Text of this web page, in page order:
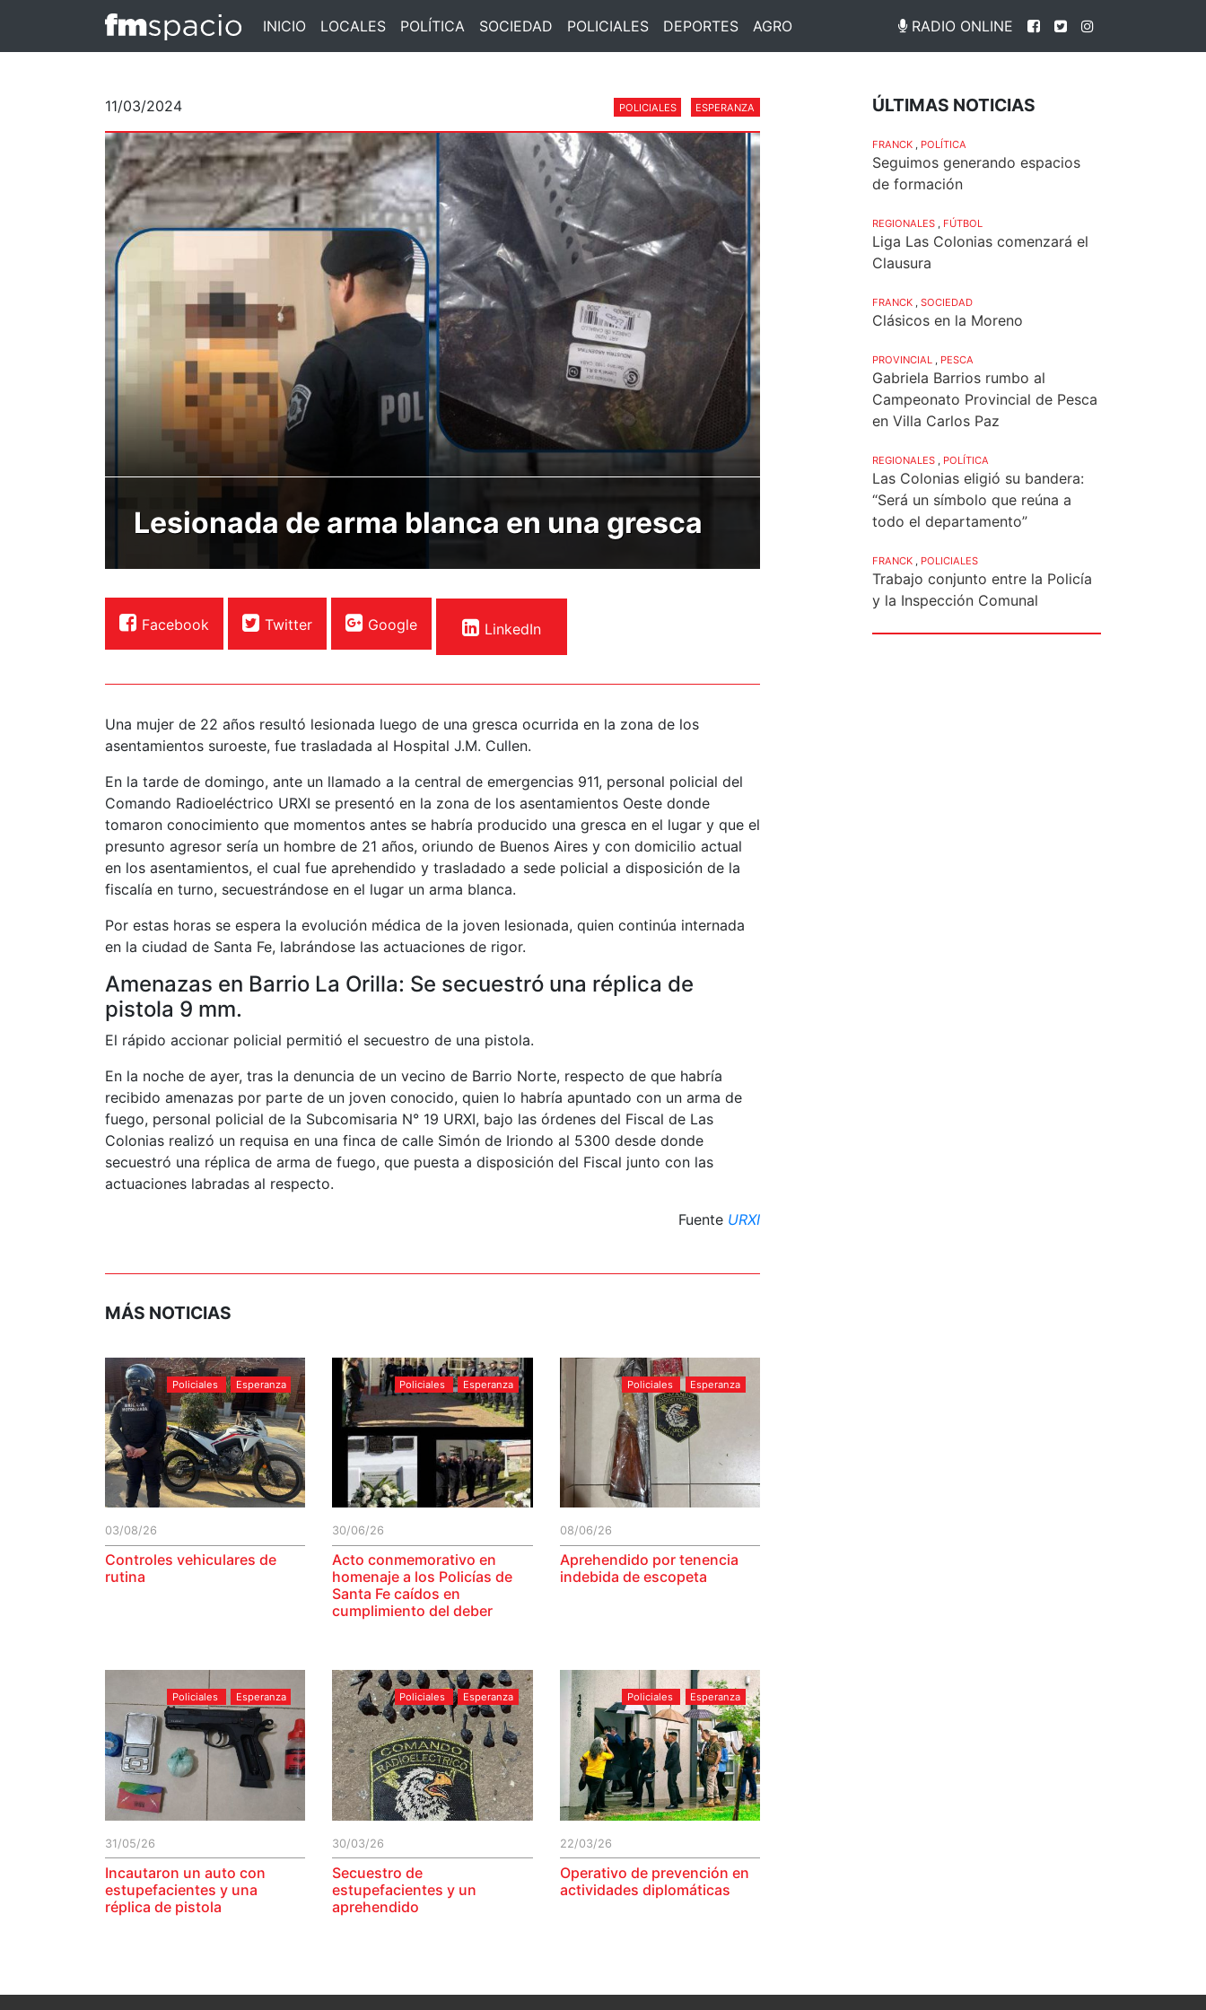
INICIO LOCALES POLÍTICA SOCIEDAD POLICIALES DEPORTES AGRO RADIO ONLINE
11/03/2024 POLICIALES ESPERANZA
Lesionada de arma blanca en una gresca
Facebook Twitter Google LinkedIn
Una mujer de 22 años resultó lesionada luego de una gresca ocurrida en la zona de los
asentamientos suroeste, fue trasladada al Hospital J.M. Cullen.
En la tarde de domingo, ante un llamado a la central de emergencias 911, personal policial del
Comando Radioeléctrico URXI se presentó en la zona de los asentamientos Oeste donde
tomaron conocimiento que momentos antes se habría producido una gresca en el lugar y que el
presunto agresor sería un hombre de 21 años, oriundo de Buenos Aires y con domicilio actual
en los asentamientos, el cual fue aprehendido y trasladado a sede policial a disposición de la
fiscalía en turno, secuestrándose en el lugar un arma blanca.
Por estas horas se espera la evolución médica de la joven lesionada, quien continúa internada
en la ciudad de Santa Fe, labrándose las actuaciones de rigor.
Amenazas en Barrio La Orilla: Se secuestró una réplica de
pistola 9 mm.
El rápido accionar policial permitió el secuestro de una pistola.
En la noche de ayer, tras la denuncia de un vecino de Barrio Norte, respecto de que habría
recibido amenazas por parte de un joven conocido, quien lo habría apuntado con un arma de
fuego, personal policial de la Subcomisaria N° 19 URXI, bajo las órdenes del Fiscal de Las
Colonias realizó un requisa en una finca de calle Simón de Iriondo al 5300 desde donde
secuestró una réplica de arma de fuego, que puesta a disposición del Fiscal junto con las
actuaciones labradas al respecto.
Fuente URXI
MÁS NOTICIAS
Policiales Esperanza
03/08/26
Controles vehiculares de
rutina
Policiales Esperanza
30/06/26
Acto conmemorativo en
homenaje a los Policías de
Santa Fe caídos en
cumplimiento del deber
Policiales Esperanza
08/06/26
Aprehendido por tenencia
indebida de escopeta
Policiales Esperanza
31/05/26
Incautaron un auto con
estupefacientes y una
réplica de pistola
Policiales Esperanza
30/03/26
Secuestro de
estupefacientes y un
aprehendido
Policiales Esperanza
22/03/26
Operativo de prevención en
actividades diplomáticas
ÚLTIMAS NOTICIAS
FRANCK POLÍTICA
Seguimos generando espacios
de formación
REGIONALES FÚTBOL
Liga Las Colonias comenzará el
Clausura
FRANCK SOCIEDAD
Clásicos en la Moreno
PROVINCIAL PESCA
Gabriela Barrios rumbo al
Campeonato Provincial de Pesca
en Villa Carlos Paz
REGIONALES POLÍTICA
Las Colonias eligió su bandera:
“Será un símbolo que reúna a
todo el departamento”
FRANCK POLICIALES
Trabajo conjunto entre la Policía
y la Inspección Comunal